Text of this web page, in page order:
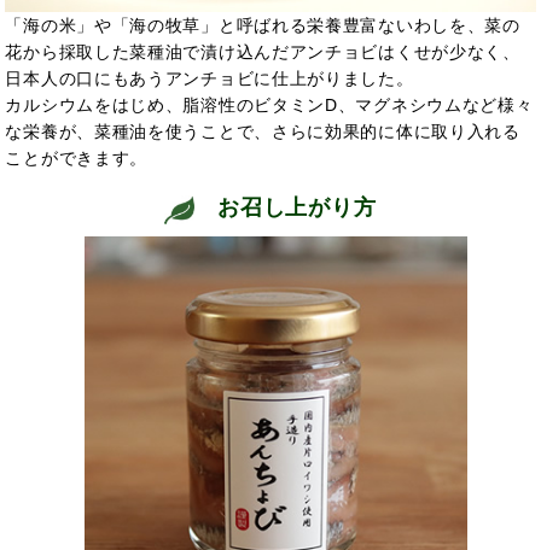
「海の米」や「海の牧草」と呼ばれる栄養豊富ないわしを、菜の
花から採取した菜種油で漬け込んだアンチョビはくせが少なく、
日本人の口にもあうアンチョビに仕上がりました。
カルシウムをはじめ、脂溶性のビタミンD、マグネシウムなど様々
な栄養が、菜種油を使うことで、さらに効果的に体に取り入れる
ことができます。
お召し上がり方